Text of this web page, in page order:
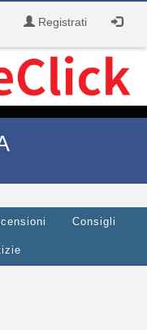
Registrati
Consigli